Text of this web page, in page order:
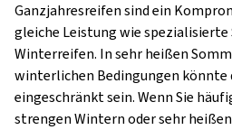
Ganzjahresreifen sind ein
gleiche Leistung wie
Winterreifen. In sehr heißen
winterlichen Bedingungen könnte
eingeschränkt sein. Wenn Sie
strengen Wintern oder sehr